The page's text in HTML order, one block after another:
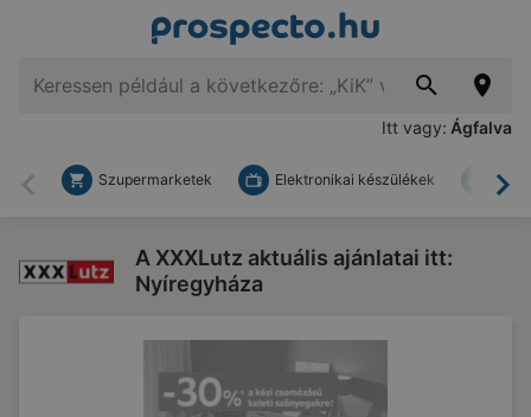
Itt vagy: Ágfalva
Vissza
Szupermarketek Elektronikai készülékek
A XXXLutz aktuális ajánlatai itt:
Nyíregyháza